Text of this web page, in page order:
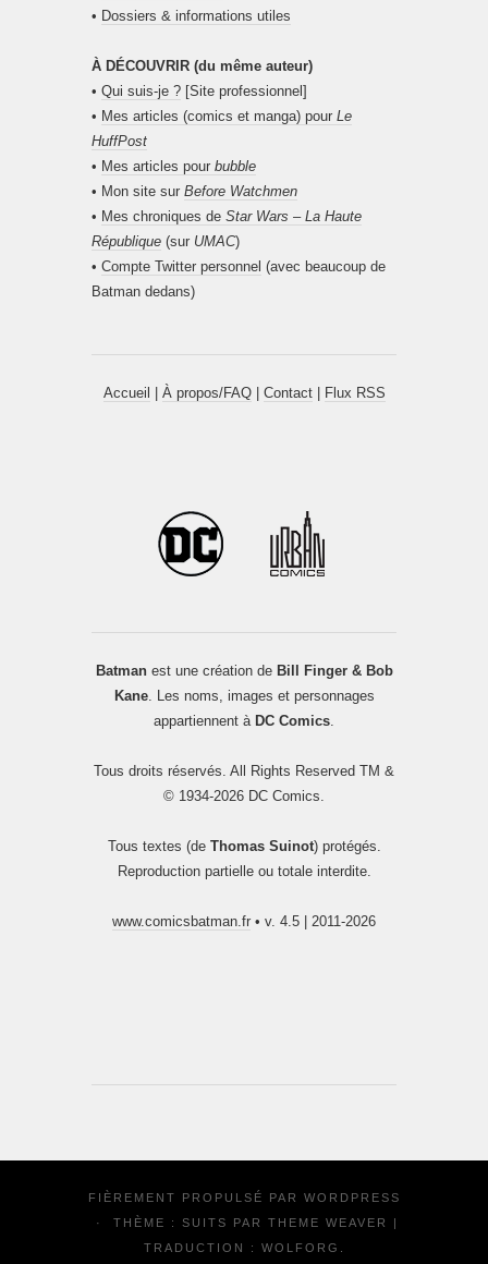
• Dossiers & informations utiles
À DÉCOUVRIR (du même auteur)
• Qui suis-je ? [Site professionnel]
• Mes articles (comics et manga) pour Le
HuffPost
• Mes articles pour bubble
• Mon site sur Before Watchmen
• Mes chroniques de Star Wars – La Haute
République (sur UMAC)
• Compte Twitter personnel (avec beaucoup de
Batman dedans)
Accueil | À propos/FAQ| Contact| Flux RSS
Batmanest une création de Bill Finger & Bob
Kane. Les noms, images et personnages
appartiennent à DC Comics
Tous droits réservés. All Rights Reserved TM &
© 1934-2026 DC Comics.
Tous textes (de Thomas Suinot) protégés.
Reproduction partielle ou totale interdite.
www.comicsbatman.fr • v. 4.5 | 2011-2026
FIÈREMENT PROPULSÉ PAR WORDPRESS
·
THÈME : SUITS PAR THEME WEAVER
|
TRADUCTION : WOLFORG